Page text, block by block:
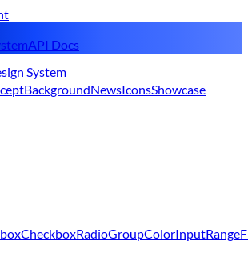
API Docs
System
BackgroundNewsIconsShowcase
CheckboxRadioGroupColorInputRange